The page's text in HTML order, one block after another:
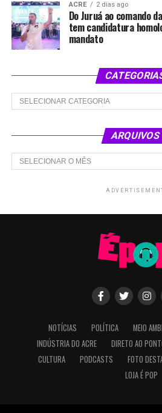
ACRE 2 dias ago
Do Juruá ao comando
tem candidatura
mandato
Categorias
ARQUIVOS
Arquivos
NOTÍCIAS POLÍTICA MEIO
INDÚSTRIA DO ACRE
DIRETO AO
CULTURA
PODCASTS FOTO
LOJA É POP